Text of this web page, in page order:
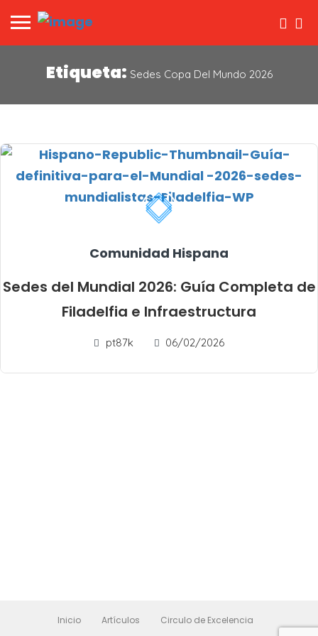
Etiqueta: Sedes Copa Del Mundo 2026
Comunidad Hispana
Sedes del Mundial 2026: Guía Completa de
Filadelfia e Infraestructura
pt87k 06/02/2026
Inicio Artículos Circulo de Excelencia